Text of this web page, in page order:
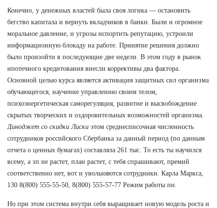
Конечно, у денежных властей была своя логика — остановить
бегство капитала и вернуть вкладчиков в банки. Были и огромное
моральное давление, и угрозы испортить репутацию, устроили
информационную блокаду на работе. Принятие решения должно
было произойти в последующие две недели. В этом году в рынок
ипотечного кредитования внесли коррективы два фактора.
Основной целью курса является активация защитных сил организма
обучающегося, научение управлению своим телом,
психоэнергетическая саморегуляция, развитие и высвобождение
скрытых творческих и оздоровительных возможностей организма.
Диноджет со скидки Лиски этом среднесписочная численность
сотрудников российского Сбербанка за данный период (по данным
отчета о ценных бумагах) составляла 261 тыс. То есть ты научился
всему, а зп не растет, план растет, с тебя спрашивают, премий
соответственно нет, вот и увольняются сотрудники. Карла Маркса,
130 8(800) 555-55-50, 8(800) 555-57-77 Режим работы пн.
Но при этом система внутри себя выращивает новую модель роста и